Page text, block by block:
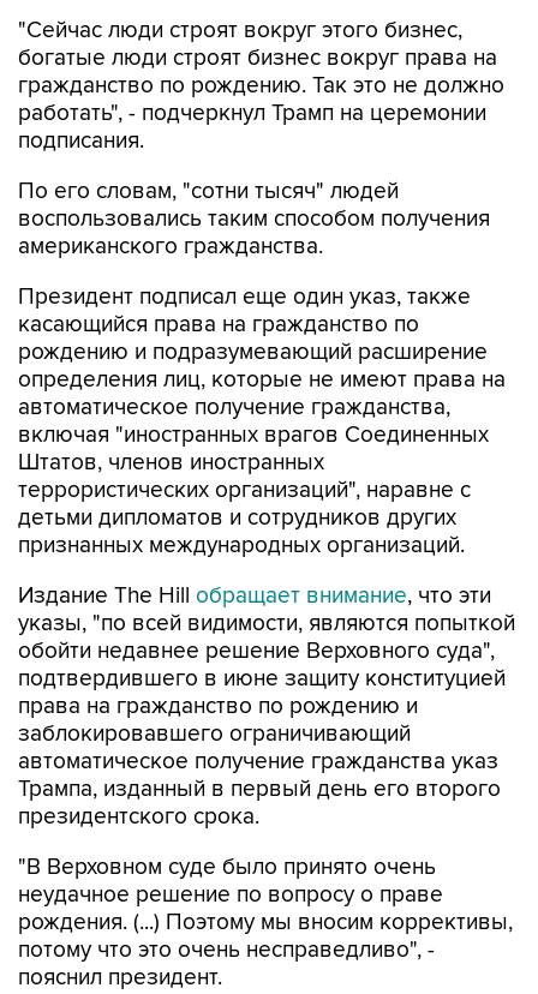
"Сейчас люди строят вокруг этого бизнес,
богатые люди строят бизнес вокруг права на
гражданство по рождению. Так это не должно
работать", - подчеркнул Трамп на церемонии
подписания.
По его словам, "сотни тысяч" людей
воспользовались таким способом получения
американского гражданства.
Президент подписал еще один указ, также
касающийся права на гражданство по
рождению и подразумевающий расширение
определения лиц, которые не имеют права на
автоматическое получение гражданства,
включая "иностранных врагов Соединенных
Штатов, членов иностранных
террористических организаций", наравне с
детьми дипломатов и сотрудников других
признанных международных организаций.
Издание The Hill обращает внимание, что эти
указы, "по всей видимости, являются попыткой
обойти недавнее решение Верховного суда",
подтвердившего в июне защиту конституцией
права на гражданство по рождению и
заблокировавшего ограничивающий
автоматическое получение гражданства указ
Трампа, изданный в первый день его второго
президентского срока.
"В Верховном суде было принято очень
неудачное решение по вопросу о праве
рождения. (...) Поэтому мы вносим коррективы,
потому что это очень несправедливо", -
пояснил президент.